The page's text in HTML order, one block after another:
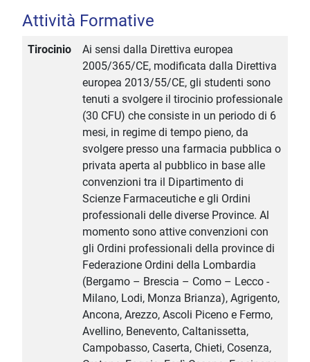
Attività Formative
Tirocinio
Ai sensi dalla Direttiva europea
2005/365/CE, modificata dalla Direttiva
europea 2013/55/CE, gli studenti sono
tenuti a svolgere il tirocinio professionale
(30 CFU) che consiste in un periodo di 6
mesi, in regime di tempo pieno, da
svolgere presso una farmacia pubblica o
privata aperta al pubblico in base alle
convenzioni tra il Dipartimento di
Scienze Farmaceutiche e gli Ordini
professionali delle diverse Province. Al
momento sono attive convenzioni con
gli Ordini professionali della province di
Federazione Ordini della Lombardia
(Bergamo – Brescia – Como – Lecco -
Milano, Lodi, Monza Brianza), Agrigento,
Ancona, Arezzo, Ascoli Piceno e Fermo,
Avellino, Benevento, Caltanissetta,
Campobasso, Caserta, Chieti, Cosenza,